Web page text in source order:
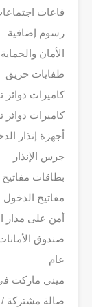
قاعات
رسوم إضافية
الأمان والحماية
طفايات حريق
كاميرات دوائر
كاميرات دوائر
أجهزة إنذار
جرس الإنذار
بطاقات
مفاتيح الدخول
أمن على مدار
صندوق
عام
ميني ماركت
صالة مشتركة /